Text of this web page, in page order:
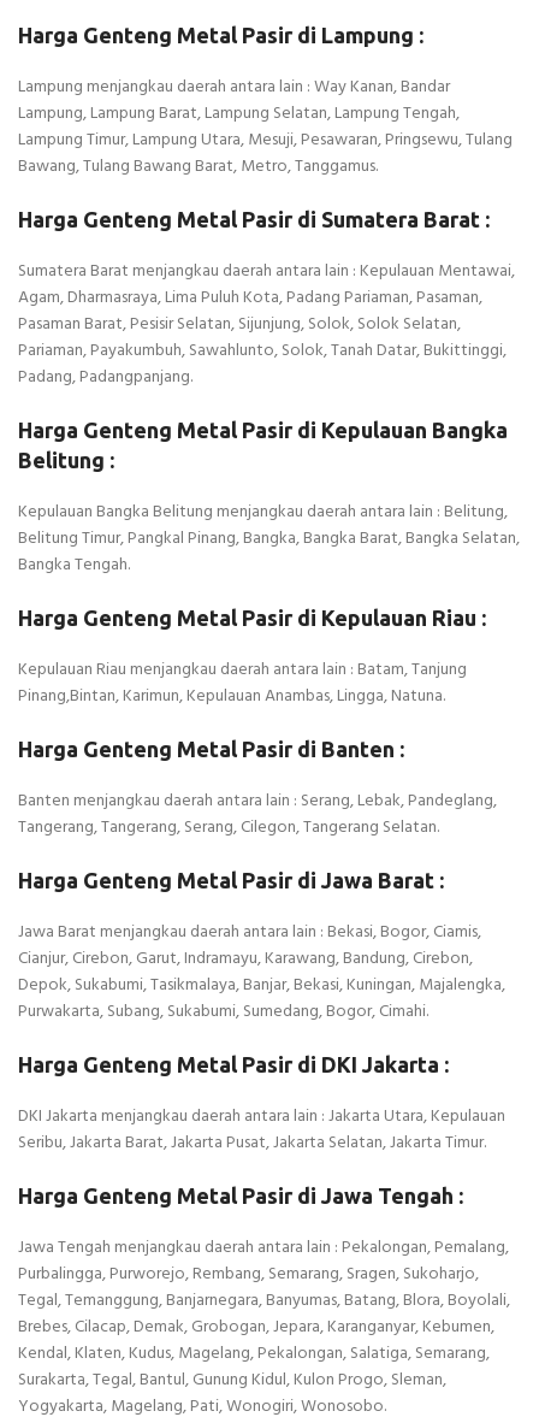
Harga Genteng Metal Pasir di Lampung :
Lampung menjangkau daerah antara lain : Way Kanan, Bandar
Lampung, Lampung Barat, Lampung Selatan, Lampung Tengah,
Lampung Timur, Lampung Utara, Mesuji, Pesawaran, Pringsewu, Tulang
Bawang, Tulang Bawang Barat, Metro, Tanggamus.
Harga Genteng Metal Pasir di Sumatera Barat :
Sumatera Barat menjangkau daerah antara lain : Kepulauan Mentawai,
Agam, Dharmasraya, Lima Puluh Kota, Padang Pariaman, Pasaman,
Pasaman Barat, Pesisir Selatan, Sijunjung, Solok, Solok Selatan,
Pariaman, Payakumbuh, Sawahlunto, Solok, Tanah Datar, Bukittinggi,
Padang, Padangpanjang.
Harga Genteng Metal Pasir di Kepulauan Bangka
Belitung :
Kepulauan Bangka Belitung menjangkau daerah antara lain : Belitung,
Belitung Timur, Pangkal Pinang, Bangka, Bangka Barat, Bangka Selatan,
Bangka Tengah.
Harga Genteng Metal Pasir di Kepulauan Riau :
Kepulauan Riau menjangkau daerah antara lain : Batam, Tanjung
Pinang,Bintan, Karimun, Kepulauan Anambas, Lingga, Natuna.
Harga Genteng Metal Pasir di Banten :
Banten menjangkau daerah antara lain : Serang, Lebak, Pandeglang,
Tangerang, Tangerang, Serang, Cilegon, Tangerang Selatan.
Harga Genteng Metal Pasir di Jawa Barat :
Jawa Barat menjangkau daerah antara lain : Bekasi, Bogor, Ciamis,
Cianjur, Cirebon, Garut, Indramayu, Karawang, Bandung, Cirebon,
Depok, Sukabumi, Tasikmalaya, Banjar, Bekasi, Kuningan, Majalengka,
Purwakarta, Subang, Sukabumi, Sumedang, Bogor, Cimahi.
Harga Genteng Metal Pasir di DKI Jakarta :
DKI Jakarta menjangkau daerah antara lain : Jakarta Utara, Kepulauan
Seribu, Jakarta Barat, Jakarta Pusat, Jakarta Selatan, Jakarta Timur.
Harga Genteng Metal Pasir di Jawa Tengah :
Jawa Tengah menjangkau daerah antara lain : Pekalongan, Pemalang,
Purbalingga, Purworejo, Rembang, Semarang, Sragen, Sukoharjo,
Tegal, Temanggung, Banjarnegara, Banyumas, Batang, Blora, Boyolali,
Brebes, Cilacap, Demak, Grobogan, Jepara, Karanganyar, Kebumen,
Kendal, Klaten, Kudus, Magelang, Pekalongan, Salatiga, Semarang,
Surakarta, Tegal, Bantul, Gunung Kidul, Kulon Progo, Sleman,
Yogyakarta, Magelang, Pati, Wonogiri, Wonosobo.